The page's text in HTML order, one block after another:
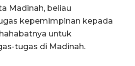
Madinah, beliau
kepemimpinan kepada
untuk
tugas di Madinah.